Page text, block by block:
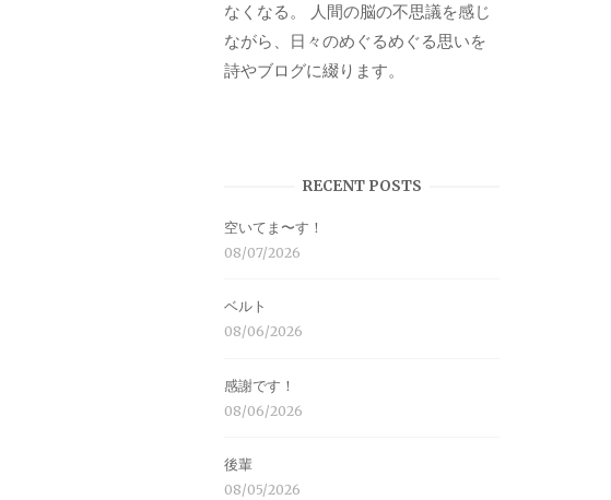
なくなる。 人間の脳の不思議を感じ
ながら、日々のめぐるめぐる思いを
詩やブログに綴ります。
RECENT POSTS
空いてま〜す！
08/07/2026
ベルト
08/06/2026
感謝です！
08/06/2026
後輩
08/05/2026